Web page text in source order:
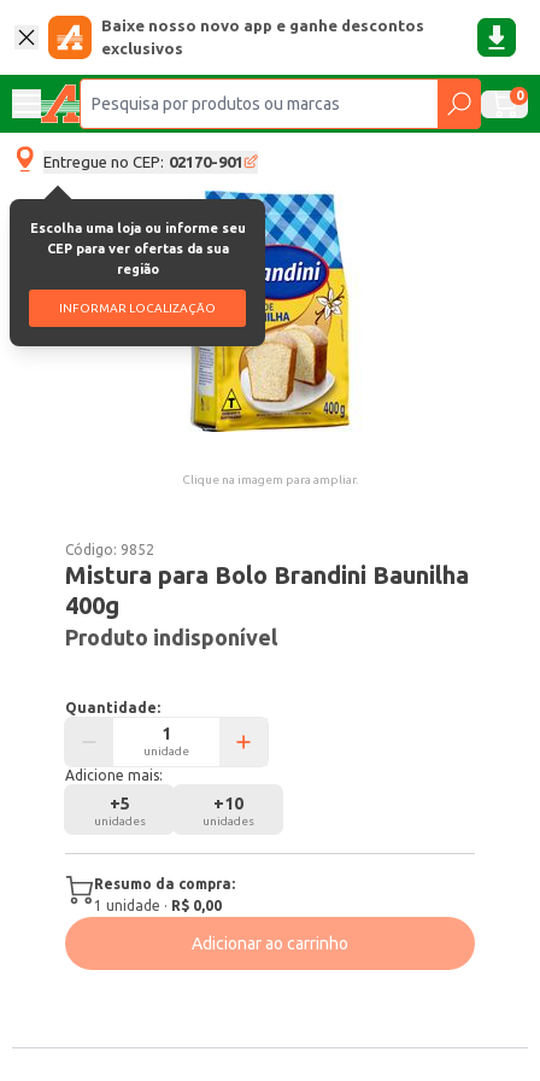
Baixe nosso novo app e ganhe descontos
exclusivos
0
Entregue no CEP: 02170-901
Escolha uma loja ou informe seu
CEP para ver ofertas da sua
região
INFORMAR LOCALIZAÇÃO
Clique na imagem para ampliar.
Código: 9852
Mistura para Bolo Brandini Baunilha
400g
Produto indisponível
Quantidade:
unidade
Adicione mais:
+5
unidades
+10
unidades
Resumo da compra:
1 unidade · R$ 0,00
Adicionar ao carrinho